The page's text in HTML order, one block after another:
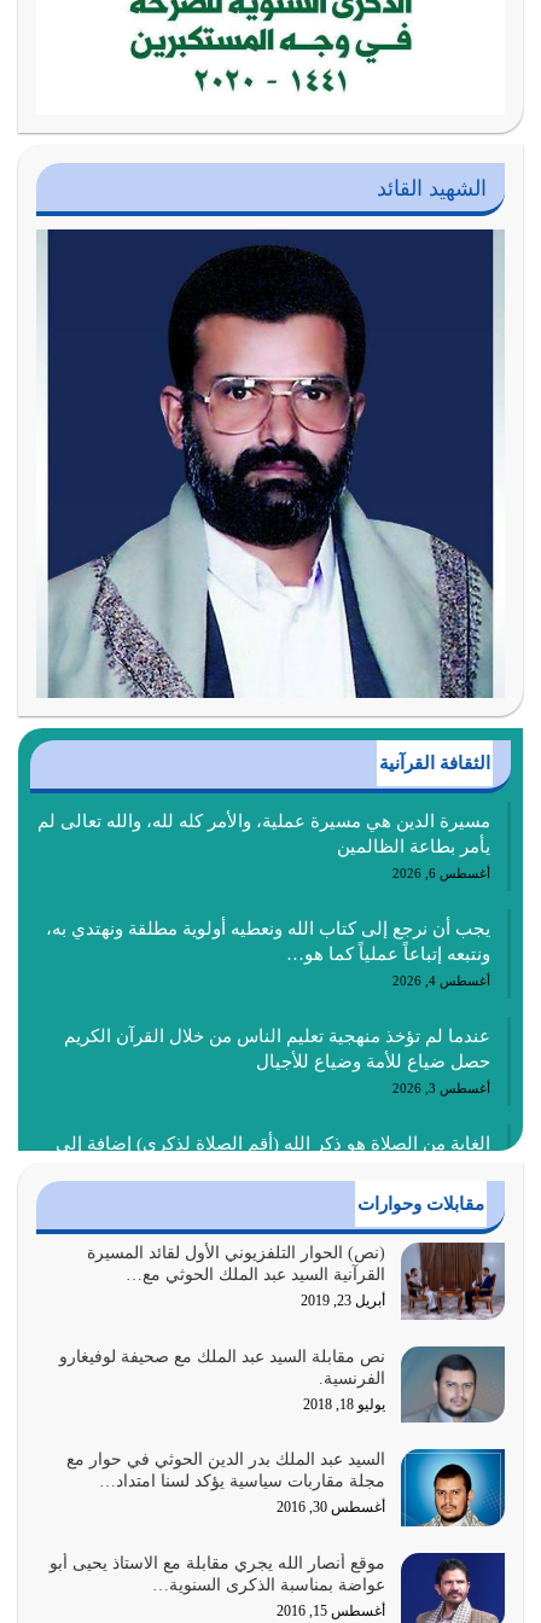
الشهيد القائد
الثقافة القرآنية
مسيرة الدين هي مسيرة عملية، والأمر كله لله، والله تعالى لم
يأمر بطاعة الظالمين
أغسطس 6, 2026
يجب أن نرجع إلى كتاب الله ونعطيه أولوية مطلقة ونهتدي به،
ونتبعه إتباعاً عملياً كما هو…
أغسطس 4, 2026
عندما لم تؤخذ منهجية تعليم الناس من خلال القرآن الكريم
حصل ضياع للأمة وضياع للأجيال
أغسطس 3, 2026
الغاية من الصلاة هو ذكر الله (أقم الصلاة لذكري) إضافة إلى
أغسطس 2, 2026
السبب الرئيسي لشقاء الأمة الابتعاد عن كتاب الله والتعدي
لحدود الله بالإضافات للدين
أغسطس 1, 2026
أبرز أسباب الشقاء هو الإعراض عن ذكر الله وعن هدى الله
المتمثل في القرآن الكريم
يوليو 31, 2026
أولياء الشيطان كلما كانوا أكثر ولاءً وطاعة للشيطان كلما كانوا
أكثر ضعفاً
يوليو 30, 2026
وعد الله تعالى من يُقتل في سبيله بالحياة الأبدية والرزق
والاستبشار والنجاة والخلود في…
مقابلات وحوارات
(نص) الحوار التلفزيوني الأول لقائد المسيرة
القرآنية السيد عبد الملك الحوثي مع…
أبريل 23, 2019
نص مقابلة السيد عبد الملك مع صحيفة لوفيغارو
الفرنسية.
يوليو 18, 2018
السيد عبد الملك بدر الدين الحوثي في حوار مع
مجلة مقاربات سياسية يؤكد لسنا امتداد…
أغسطس 30, 2016
موقع أنصار الله يجري مقابلة مع الاستاذ يحيى أبو
عواضة بمناسبة الذكرى السنوية…
أغسطس 15, 2016